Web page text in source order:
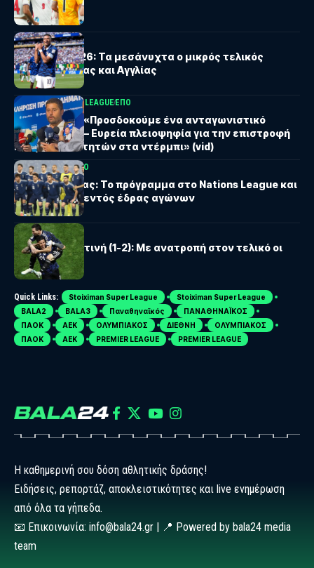
ΜΟΥΝΤΙΑΛ
Μουντιάλ 2026: Τα μεσάνυχτα ο μικρός τελικός
μεταξύ Γαλλίας και Αγγλίας
STOIXIMAN SUPER LEAGUEΕΠΟ
Γκαγκάτσης: «Προσδοκούμε ένα ανταγωνιστικό
πρωτάθλημα – Eυρεία πλειοψηφία για την επιστροφή
Ελλήνων διαιτητών στα ντέρμπι» (vid)
ΕΘΝΙΚΗ ΟΜΑΔΑΕΠΟ
Εθνική Ελλάδας: Το πρόγραμμα στο Nations League και
οι έδρες των εντός έδρας αγώνων
ΜΟΥΝΤΙΑΛ
Αγγλία-Αργεντινή (1-2): Με ανατροπή στον τελικό οι
Λατίνοι
Quick Links: Stoiximan Super League
Stoiximan Super League
BALA2
BALA3 Παναθηναϊκός
ΠΑΝΑΘΗΝΑΪΚΟΣ
ΠΑΟΚ
ΑΕΚ ΟΛΥΜΠΙΑΚΟΣ ΔΙΕΘΝΗ
ΟΛΥΜΠΙΑΚΟΣ
ΠΑΟΚ
ΑΕΚ PREMIER LEAGUE PREMIER LEAGUE
Η καθημερινή σου δόση αθλητικής δράσης!
Ειδήσεις, ρεπορτάζ, αποκλειστικότητες και live ενημέρωση
από όλα τα γήπεδα.
📧 Επικοινωνία: info@bala24.gr | 📍 Powered by bala24 media
team